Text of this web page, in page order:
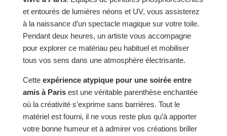
et entourés de lumières néons et UV, vous assisterez
à la naissance d’un spectacle magique sur votre toile.
Pendant deux heures, un artiste vous accompagne
pour explorer ce matériau peu habituel et mobiliser
tous vos sens dans une atmosphère électrisante.
Cette expérience atypique pour une soirée entre
amis à Paris est une véritable parenthèse enchantée
où la créativité s’exprime sans barrières. Tout le
matériel est fourni, il ne vous reste plus qu’à apporter
votre bonne humeur et à admirer vos créations briller